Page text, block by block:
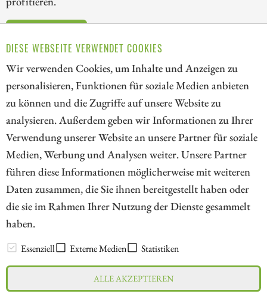
DIESE WEBSEITE VERWENDET COOKIES
Wir verwenden Cookies, um Inhalte und Anzeigen zu
personalisieren, Funktionen für soziale Medien anbieten
zu können und die Zugriffe auf unsere Website zu
analysieren. Außerdem geben wir Informationen zu Ihrer
Verwendung unserer Website an unsere Partner für soziale
Medien, Werbung und Analysen weiter. Unsere Partner
führen diese Informationen möglicherweise mit weiteren
Daten zusammen, die Sie ihnen bereitgestellt haben oder
die sie im Rahmen Ihrer Nutzung der Dienste gesammelt
haben.
Essenziell Externe Medien Statistiken
ALLE AKZEPTIEREN
1
// kapitalerhoehungen.de - © 2026 - Die Informationsplattform für
Investoren und Unternehmen rund um Kapitalerhöhung, Kapitalmarkt
und Unternehmensfinanzierung
LEXIKON
Impressum